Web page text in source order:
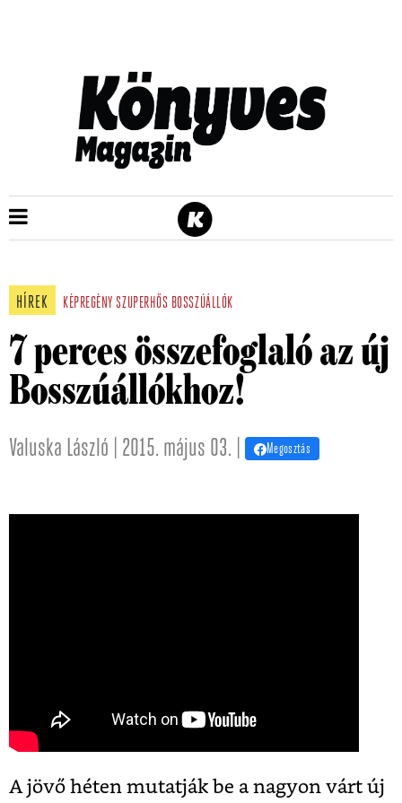
HÍREK KÉPREGÉNY SZUPERHŐS BOSSZÚÁLLÓK
7 perces összefoglaló az új
Bosszúállókhoz!
Valuska László | 2015. május 03. | Megosztás
A jövő héten mutatják be a nagyon várt új